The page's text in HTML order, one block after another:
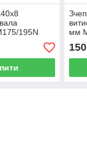
195N
мм
150